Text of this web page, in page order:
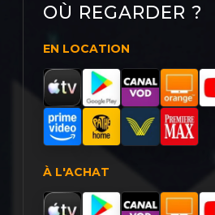
OÙ REGARDER ?
EN LOCATION
À L'ACHAT